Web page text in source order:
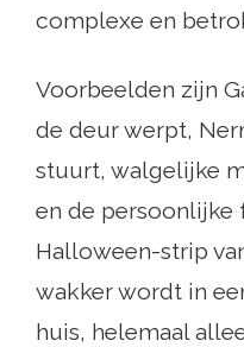
complexe en
Voorbeelden zijn
de deur werpt,
stuurt, walgelijke
en de persoonlijke
Halloween-strip
wakker wordt in
huis, helemaal